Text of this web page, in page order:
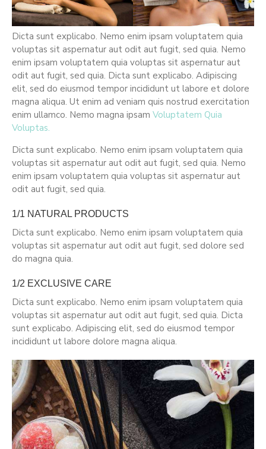
Dicta sunt explicabo. Nemo enim ipsam voluptatem quia
voluptas sit aspernatur aut odit aut fugit, sed quia. Nemo
enim ipsam voluptatem quia voluptas sit aspernatur aut
odit aut fugit, sed quia. Dicta sunt explicabo. Adipiscing
elit, sed do eiusmod tempor incididunt ut labore et dolore
magna aliqua. Ut enim ad veniam quis nostrud exercitation
enim ullamco. Nemo magna ipsam Voluptatem Quia
Voluptas.
Dicta sunt explicabo. Nemo enim ipsam voluptatem quia
voluptas sit aspernatur aut odit aut fugit, sed quia. Nemo
enim ipsam voluptatem quia voluptas sit aspernatur aut
odit aut fugit, sed quia.
1/1 NATURAL PRODUCTS
Dicta sunt explicabo. Nemo enim ipsam voluptatem quia
voluptas sit aspernatur aut odit aut fugit, sed dolore sed
do magna quia.
1/2 EXCLUSIVE CARE
Dicta sunt explicabo. Nemo enim ipsam voluptatem quia
voluptas sit aspernatur aut odit aut fugit, sed quia. Dicta
sunt explicabo. Adipiscing elit, sed do eiusmod tempor
incididunt ut labore dolore magna aliqua.